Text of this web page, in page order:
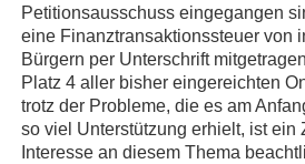
Petitionsausschuss eingegangen
eine Finanztransaktionssteuer von
Bürgern per Unterschrift
Platz 4 aller bisher eingereichten
trotz der Probleme, die es am
so viel Unterstützung erhielt, ist
Interesse an diesem Thema